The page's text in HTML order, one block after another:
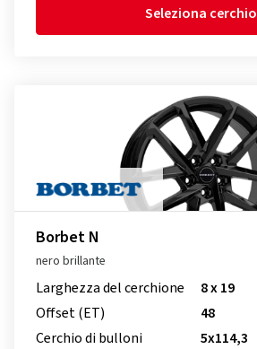
Seleziona cerchio
Borbet N
nero brillante
Larghezza del cerchione
8 x 19
Offset (ET)
48
Cerchio di bulloni
5x114,3